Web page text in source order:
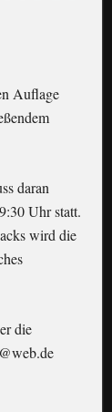
Auflage
daran
Uhr statt.
wird die
die